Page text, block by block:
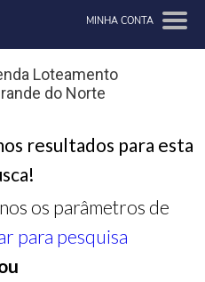
MINHA CONTA
Loteamento
do Norte
resultados para esta
os parâmetros de
para pesquisa